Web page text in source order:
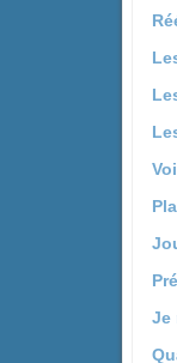
Je